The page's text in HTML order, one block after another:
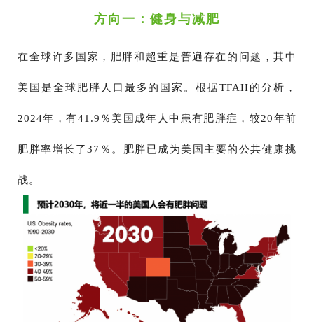
方向一：健身与减肥
在全球许多国家，肥胖和超重是普遍存在的问题，其中
美国是全球肥胖人口最多的国家。根据TFAH的分析，
2024年，有41.9％美国成年人中患有肥胖症，较20年前
肥胖率增长了37％。肥胖已成为美国主要的公共健康挑
战。